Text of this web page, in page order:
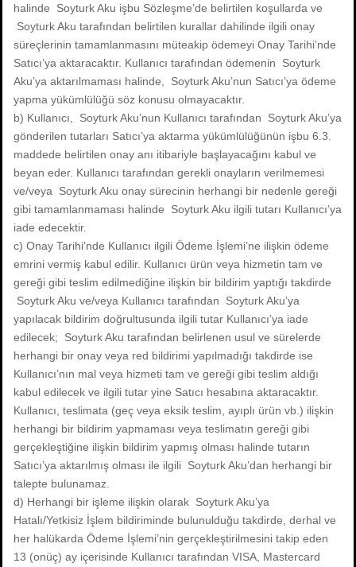
halinde Soyturk Aku işbu Sözleşme’de belirtilen koşullarda ve
Soyturk Aku tarafından belirtilen kurallar dahilinde ilgili onay
süreçlerinin tamamlanmasını müteakip ödemeyi Onay Tarihi’nde
Satıcı’ya aktaracaktır. Kullanıcı tarafından ödemenin Soyturk
Aku’ya aktarılmaması halinde, Soyturk Aku’nun Satıcı’ya ödeme
yapma yükümlülüğü söz konusu olmayacaktır.
b) Kullanıcı, Soyturk Aku’nun Kullanıcı tarafından Soyturk Aku’ya
gönderilen tutarları Satıcı’ya aktarma yükümlülüğünün işbu 6.3.
maddede belirtilen onay anı itibariyle başlayacağını kabul ve
beyan eder. Kullanıcı tarafından gerekli onayların verilmemesi
ve/veya Soyturk Aku onay sürecinin herhangi bir nedenle gereği
gibi tamamlanmaması halinde Soyturk Aku ilgili tutarı Kullanıcı’ya
iade edecektir.
c) Onay Tarihi’nde Kullanıcı ilgili Ödeme İşlemi’ne ilişkin ödeme
emrini vermiş kabul edilir. Kullanıcı ürün veya hizmetin tam ve
gereği gibi teslim edilmediğine ilişkin bir bildirim yaptığı takdirde
Soyturk Aku ve/veya Kullanıcı tarafından Soyturk Aku’ya
yapılacak bildirim doğrultusunda ilgili tutar Kullanıcı’ya iade
edilecek; Soyturk Aku tarafından belirlenen usul ve sürelerde
herhangi bir onay veya red bildirimi yapılmadığı takdirde ise
Kullanıcı’nın mal veya hizmeti tam ve gereği gibi teslim aldığı
kabul edilecek ve ilgili tutar yine Satıcı hesabına aktaracaktır.
Kullanıcı, teslimata (geç veya eksik teslim, ayıplı ürün vb.) ilişkin
herhangi bir bildirim yapmaması veya teslimatın gereği gibi
gerçekleştiğine ilişkin bildirim yapmış olması halinde tutarın
Satıcı’ya aktarılmış olması ile ilgili Soyturk Aku’dan herhangi bir
talepte bulunamaz.
d) Herhangi bir işleme ilişkin olarak Soyturk Aku’ya
Hatalı/Yetkisiz İşlem bildiriminde bulunulduğu takdirde, derhal ve
her halükarda Ödeme İşlemi’nin gerçekleştirilmesini takip eden
13 (onüç) ay içerisinde Kullanıcı tarafından VISA, Mastercard